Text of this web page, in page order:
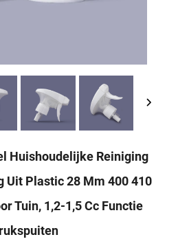
Huishoudelijke Reiniging
Uit Plastic 28 Mm 400 410
Tuin, 1,2-1,5 Cc Functie